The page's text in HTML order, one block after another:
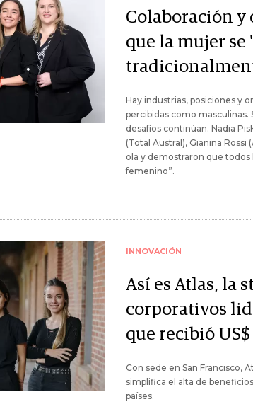
Colaboración y
que la mujer se
Hay industrias, posiciones y
percibidas como masculinas.
desafíos continúan. Nadia
(Total Austral), Gianina Rossi
ola y demostraron que
femenino”.
INNOVACIÓN
Así es Atlas, la
corporativos
que recibió
Con sede en San Francisco,
simplifica el alta de
países.